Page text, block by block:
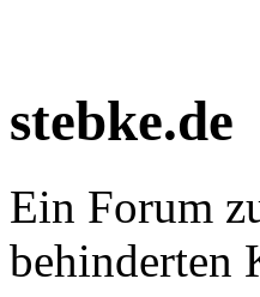
stebke.de
Ein Forum
behinderten